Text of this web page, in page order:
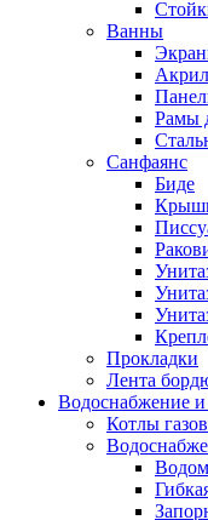
Ванны
Рамы
Санфаянс
Биде
Прокладки
Лента
Водоснабжение и
Котлы